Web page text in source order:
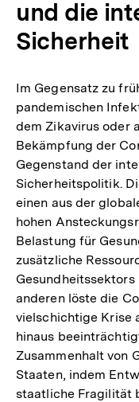
und die
Sicherheit
Im Gegensatz zu
pandemischen
dem Zikavirus oder
Bekämpfung der
Gegenstand der
Sicherheitspolitik.
einen aus der
hohen
Belastung für
zusätzliche
anderen löste die
vielschichtige Krise
hinaus
Zusammenhalt von
Staaten, indem
staatliche Fragilität